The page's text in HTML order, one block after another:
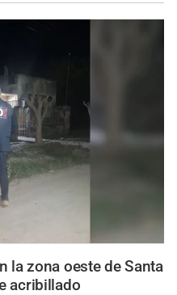
la zona oeste de Santa
acribillado